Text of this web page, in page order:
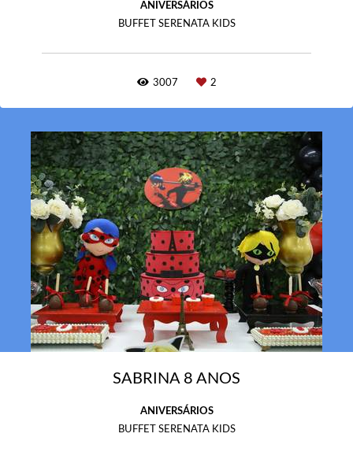
ANIVERSÁRIOS
BUFFET SERENATA KIDS
3007 2
SABRINA 8 ANOS
ANIVERSÁRIOS
BUFFET SERENATA KIDS